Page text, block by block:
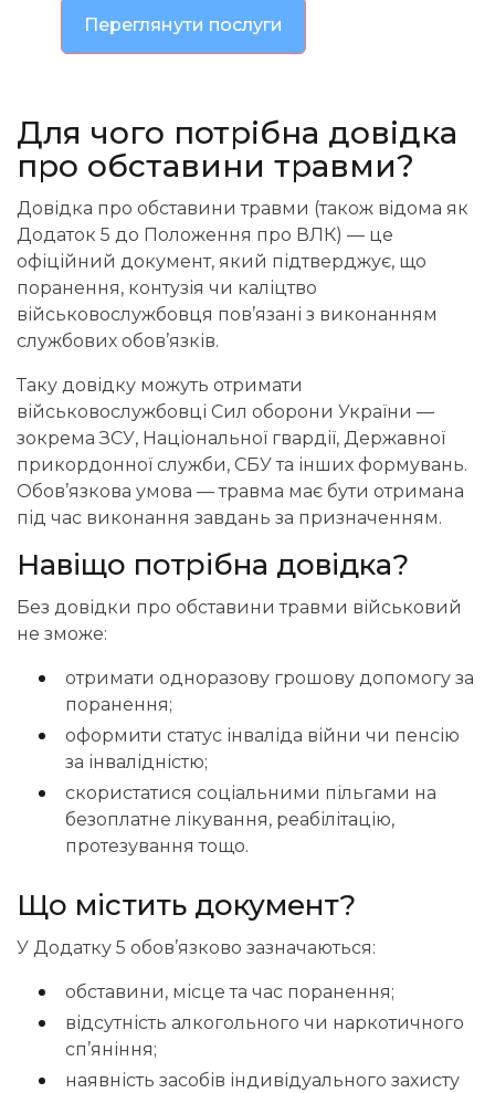
Переглянути послуги
Для чого потрібна довідка
про обставини травми?
Довідка про обставини травми (також відома як
Додаток 5 до Положення про ВЛК) — це
офіційний документ, який підтверджує, що
поранення, контузія чи каліцтво
військовослужбовця пов’язані з виконанням
службових обов’язків.
Таку довідку можуть отримати
військовослужбовці Сил оборони України —
зокрема ЗСУ, Національної гвардії, Державної
прикордонної служби, СБУ та інших формувань.
Обов’язкова умова — травма має бути отримана
під час виконання завдань за призначенням.
Навіщо потрібна довідка?
Без довідки про обставини травми військовий
не зможе:
отримати одноразову грошову допомогу за
поранення;
оформити статус інваліда війни чи пенсію
за інвалідністю;
скористатися соціальними пільгами на
безоплатне лікування, реабілітацію,
протезування тощо.
Що містить документ?
У Додатку 5 обов’язково зазначаються:
обставини, місце та час поранення;
відсутність алкогольного чи наркотичного
сп’яніння;
наявність засобів індивідуального захисту